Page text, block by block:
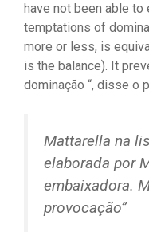
have not been able
temptations of
more or less, is
is the balance). It
dominação “, disse o
Mattarella na
elaborada por
embaixadora.
provocação”